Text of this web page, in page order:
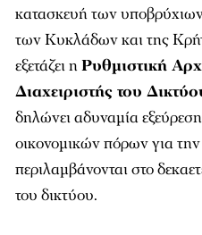
κατασκευή των
των Κυκλάδων και της
εξετάζει ηΡυθμιστική
Διαχειριστής του
δηλώνει αδυναμία
οικονομικών πόρων για
περιλαμβάνονται στο
του δικτύου.